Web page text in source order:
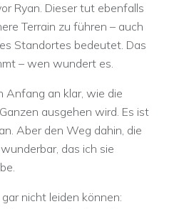
Ryan. Dieser tut ebenfalls
Terrain zu führen – auch
Standortes bedeutet. Das
– wen wundert es.
Anfang an klar, wie die
ausgehen wird. Es ist
Aber den Weg dahin, die
das ich sie
nicht leiden können: